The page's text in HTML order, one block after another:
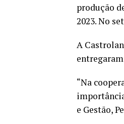
produção
2023. No
A
“Na
e Gestão,